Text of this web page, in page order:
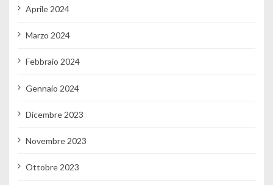
Aprile 2024
Marzo 2024
Febbraio 2024
Gennaio 2024
Dicembre 2023
Novembre 2023
Ottobre 2023